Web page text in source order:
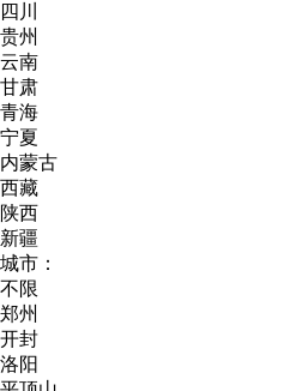
四川
贵州
云南
甘肃
青海
宁夏
内蒙古
西藏
陕西
新疆
城市：
不限
郑州
开封
洛阳